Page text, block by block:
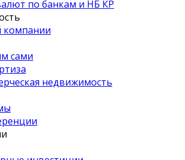
по банкам и НБ КР
компании
сами
недвижимость